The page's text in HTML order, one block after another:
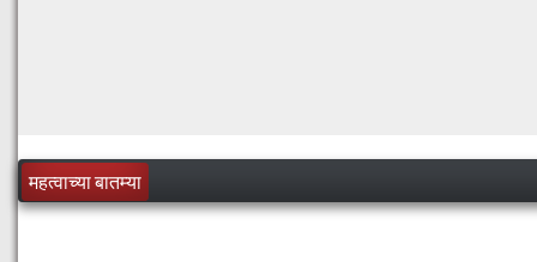
महत्वाच्या बातम्या